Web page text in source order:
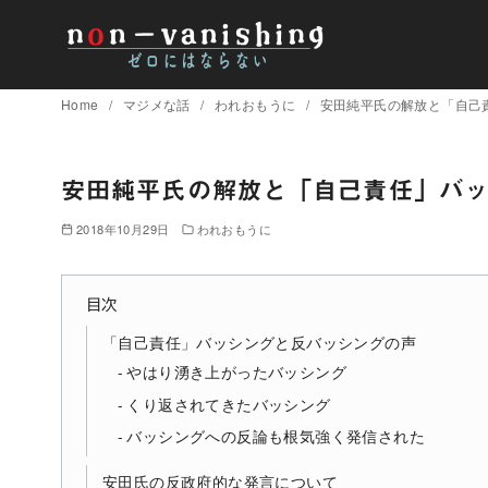
Home マジメな話 われおもうに 安田純平氏の解放と「自己
安田純平氏の解放と「自己責任」バ
2018年10月29日 われおもうに
目次
「自己責任」バッシングと反バッシングの声
やはり湧き上がったバッシング
くり返されてきたバッシング
バッシングへの反論も根気強く発信された
安田氏の反政府的な発言について